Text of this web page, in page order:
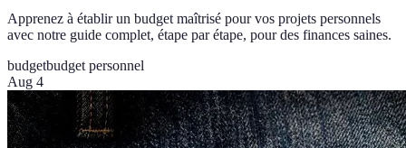
Apprenez à établir un budget maîtrisé pour vos projets personnels
avec notre guide complet, étape par étape, pour des finances saines.
budgetbudget personnel
Aug 4